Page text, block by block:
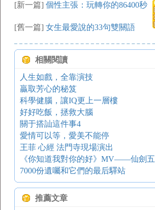
[新一篇] 個性主張：玩轉你的86400秒
[舊一篇] 女生最愛說的33句雙關語
相關閱讀
人生如戲，全靠演技
贏取芳心的秘笈
科學健腦，讓IQ更上一層樓
好好吃飯，拯救大腦
關于搭訕這件事4
愛情可以等，愛美不能停
王菲 心經 法門寺現場演出
《你知道我對你的好》MV——仙劍五
7000份遺囑和它們的最后驛站
推薦文章